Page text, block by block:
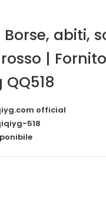
abiti,
|
official
518